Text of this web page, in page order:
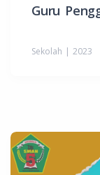
Guru
Sekolah | 2023